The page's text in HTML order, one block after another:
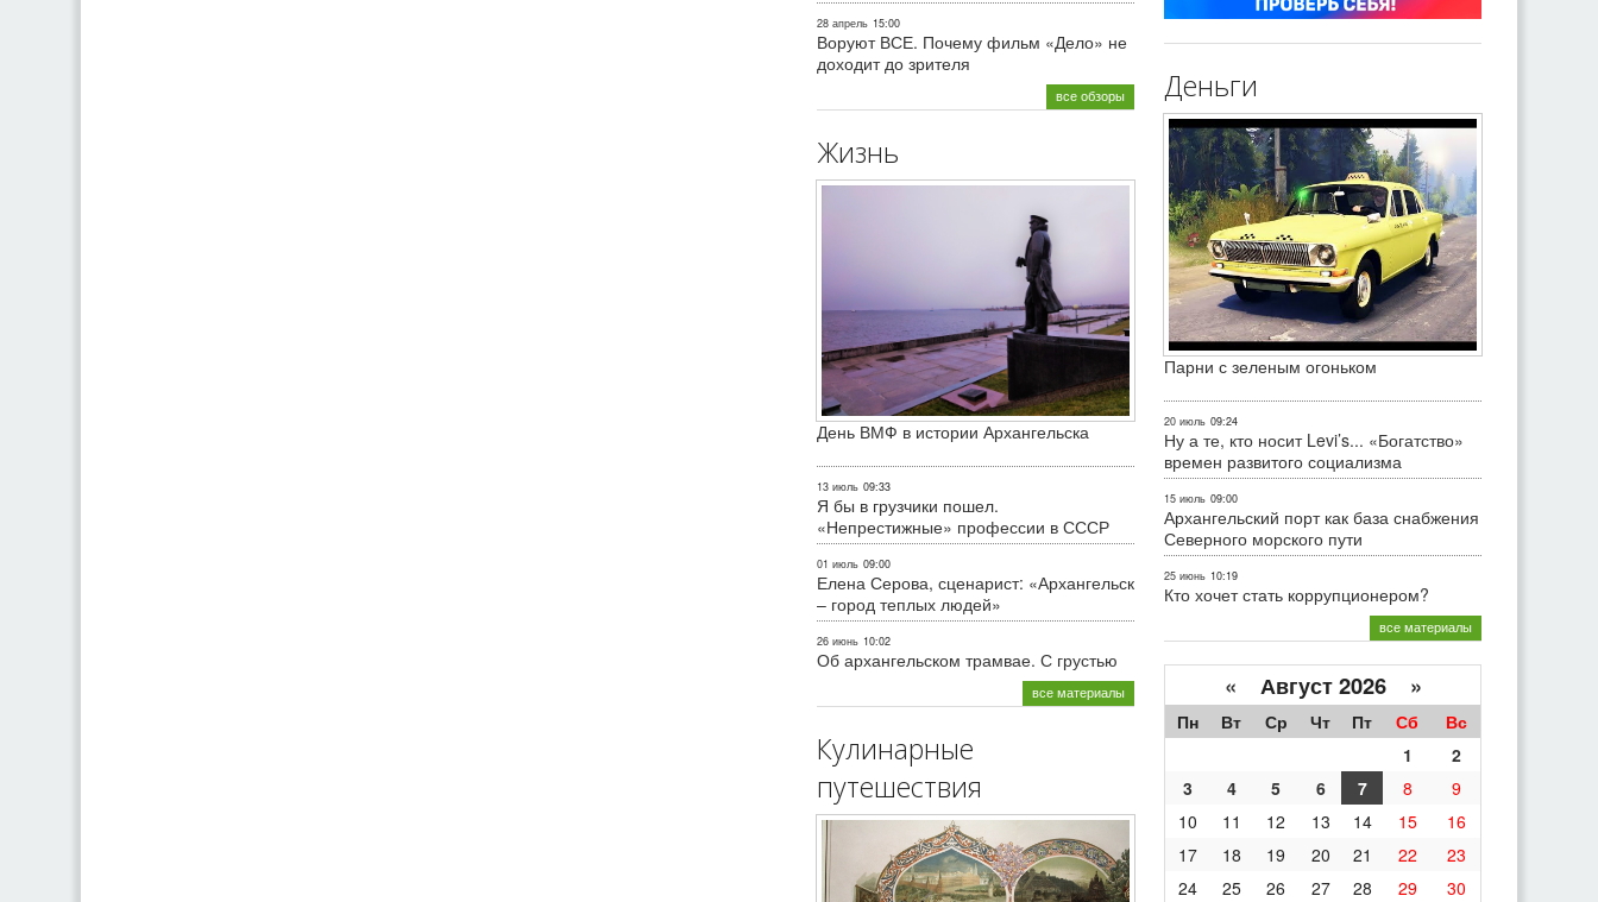
28 апрель 15:00
Воруют ВСЕ. Почему фильм «Дело» не
доходит до зрителя
все обзоры
Жизнь
День ВМФ в истории Архангельска
13 июль 09:33
Я бы в грузчики пошел.
«Непрестижные» профессии в СССР
01 июль 09:00
Елена Серова, сценарист: «Архангельск
– город теплых людей»
26 июнь 10:02
Об архангельском трамвае. С грустью
все материалы
Кулинарные
путешествия
Деньги
Парни с зеленым огоньком
20 июль 09:24
Ну а те, кто носит Levi’s... «Богатство»
времен развитого социализма
15 июль 09:00
Архангельский порт как база снабжения
Северного морского пути
25 июнь 10:19
Кто хочет стать коррупционером?
все материалы
« Август 2026 »
Пн Вт Ср Чт Пт Сб
Вс
1
2
3
4 5 6 7 8
9
10
11 12 13 14 15
16
17
18 19 20 21 22
23
24
25 26 27 28 29
30